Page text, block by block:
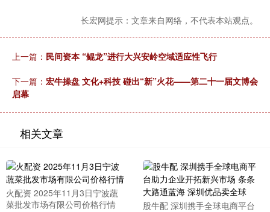
长宏网提示：文章来自网络，不代表本站观点。
上一篇： 民间资本 “鲲龙”进行大兴安岭空域适应性飞行
下一篇： 宏牛操盘 文化+科技 碰出“新”火花——第二十一届文博会
启幕
相关文章
火配资 2025年11月3日宁波蔬
菜批发市场有限公司价格行情
股牛配 深圳携手全球电商平台